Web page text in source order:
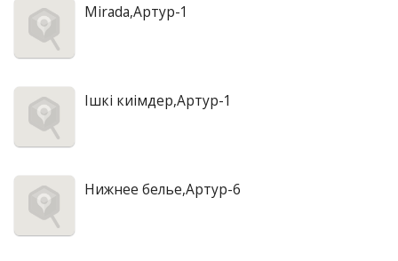
Mirada,Артур-1
Iшкi киiмдер,Артур-1
Нижнее белье,Артур-6